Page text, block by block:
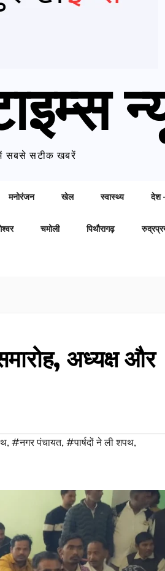
सबसे सटीक खबरें
मनोरंजन खेल स्वास्थ्य देश
चमोली पिथौरागढ़
अध्यक्ष और
, #नगर पंचायत, #पार्षदों ने ली शपथ,